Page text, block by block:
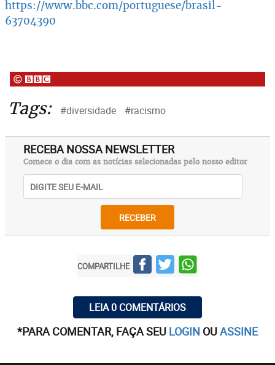
https://www.bbc.com/portuguese/brasil-
63704390
Tags: #diversidade #racismo
RECEBA NOSSA NEWSLETTER
Comece o dia com as notícias selecionadas pelo nosso editor
RECEBER
COMPARTILHE
LEIA 0 COMENTÁRIOS
*PARA COMENTAR, FAÇA SEU LOGIN OUASSINE